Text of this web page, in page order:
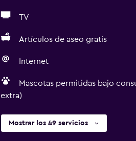
TV
Artículos de aseo gratis
Internet
Mascotas permitidas bajo
extra)
Mostrar los 49 servicios